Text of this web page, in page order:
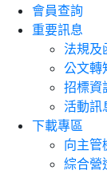
會員查詢
重要訊息
法規及
公文轉
招標資
活動訊
下載專區
向主管
綜合營